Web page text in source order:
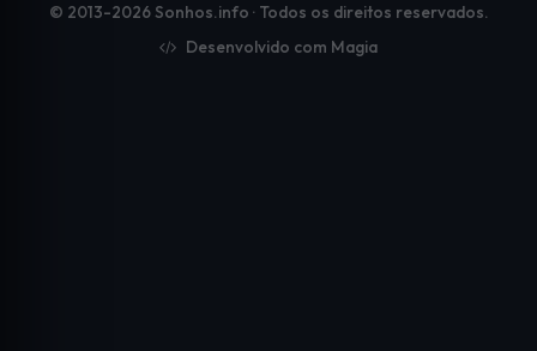
© 2013-2026 Sonhos.info · Todos os direitos reservados.
Desenvolvido com Magia